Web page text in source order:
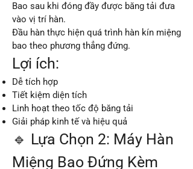
Bao sau khi đóng đầy được băng tải đưa
vào vị trí hàn.
Đầu hàn thực hiện quá trình hàn kín miệng
bao theo phương thẳng đứng.
Lợi ích:
Dễ tích hợp
Tiết kiệm diện tích
Linh hoạt theo tốc độ băng tải
Giải pháp kinh tế và hiệu quả
🔹 Lựa Chọn 2: Máy Hàn
Miệng Bao Đứng Kèm